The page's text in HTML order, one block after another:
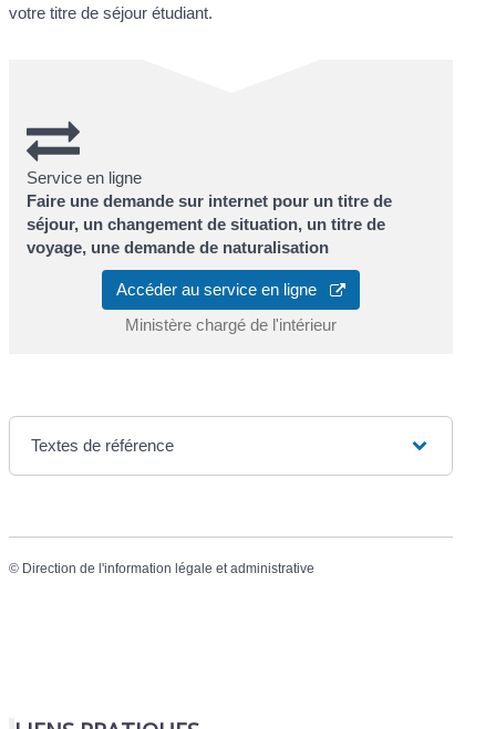
votre titre de séjour étudiant.
Service en ligne
Faire une demande sur internet pour un titre de
séjour, un changement de situation, un titre de
voyage, une demande de naturalisation
Accéder au service en ligne
Ministère chargé de l'intérieur
Textes de référence
© Direction de l'information légale et administrative